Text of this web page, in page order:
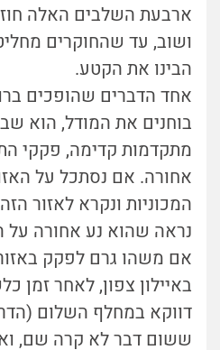
ארבעת השלבים האלה
ושוב, עד שהחוקרים
הבינו את הקטע.
אחד הדברים שהופכים
בוחנים את המודל, הוא
מתקדמות קדימה, פקקי
אחורה. אם נסתכל על
המכוניות ונקרא לאזור
נראה שהוא נע אחורה
אם משהו גרם לפקק
באיילון צפון, לאחר זמן
דווקא במחלף השלום
ששום דבר לא קרה שם,